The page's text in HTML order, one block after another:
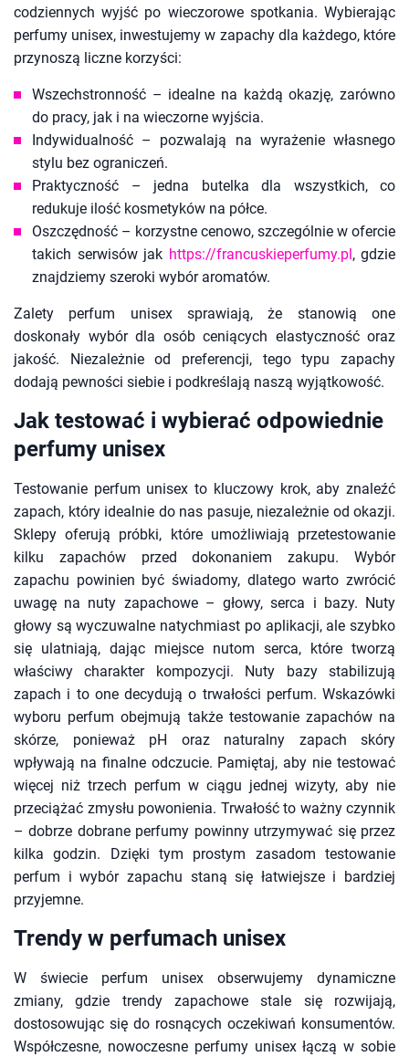
codziennych wyjść po wieczorowe spotkania. Wybierając
perfumy unisex, inwestujemy w zapachy dla każdego, które
przynoszą liczne korzyści:
Wszechstronność – idealne na każdą okazję, zarówno
do pracy, jak i na wieczorne wyjścia.
Indywidualność – pozwalają na wyrażenie własnego
stylu bez ograniczeń.
Praktyczność – jedna butelka dla wszystkich, co
redukuje ilość kosmetyków na półce.
Oszczędność – korzystne cenowo, szczególnie w ofercie
takich serwisów jak https://francuskieperfumy.pl , gdzie
znajdziemy szeroki wybór aromatów.
Zalety perfum unisex sprawiają, że stanowią one
doskonały wybór dla osób ceniących elastyczność oraz
jakość. Niezależnie od preferencji, tego typu zapachy
dodają pewności siebie i podkreślają naszą wyjątkowość.
Jak testować i wybierać odpowiednie
perfumy unisex
Testowanie perfum unisex to kluczowy krok, aby znaleźć
zapach, który idealnie do nas pasuje, niezależnie od okazji.
Sklepy oferują próbki, które umożliwiają przetestowanie
kilku zapachów przed dokonaniem zakupu. Wybór
zapachu powinien być świadomy, dlatego warto zwrócić
uwagę na nuty zapachowe – głowy, serca i bazy. Nuty
głowy są wyczuwalne natychmiast po aplikacji, ale szybko
się ulatniają, dając miejsce nutom serca, które tworzą
właściwy charakter kompozycji. Nuty bazy stabilizują
zapach i to one decydują o trwałości perfum. Wskazówki
wyboru perfum obejmują także testowanie zapachów na
skórze, ponieważ pH oraz naturalny zapach skóry
wpływają na finalne odczucie. Pamiętaj, aby nie testować
więcej niż trzech perfum w ciągu jednej wizyty, aby nie
przeciążać zmysłu powonienia. Trwałość to ważny czynnik
– dobrze dobrane perfumy powinny utrzymywać się przez
kilka godzin. Dzięki tym prostym zasadom testowanie
perfum i wybór zapachu staną się łatwiejsze i bardziej
przyjemne.
Trendy w perfumach unisex
W świecie perfum unisex obserwujemy dynamiczne
zmiany, gdzie trendy zapachowe stale się rozwijają,
dostosowując się do rosnących oczekiwań konsumentów.
Współczesne, nowoczesne perfumy unisex łączą w sobie